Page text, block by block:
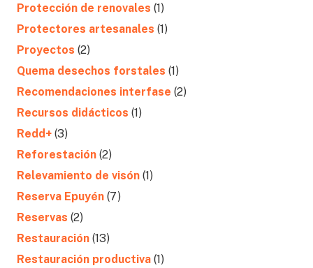
Protección de renovales (1)
Protectores artesanales (1)
Proyectos (2)
Quema desechos forstales (1)
Recomendaciones interfase (2)
Recursos didácticos (1)
Redd+ (3)
Reforestación (2)
Relevamiento de visón (1)
Reserva Epuyén (7)
Reservas (2)
Restauración (13)
Restauración productiva (1)